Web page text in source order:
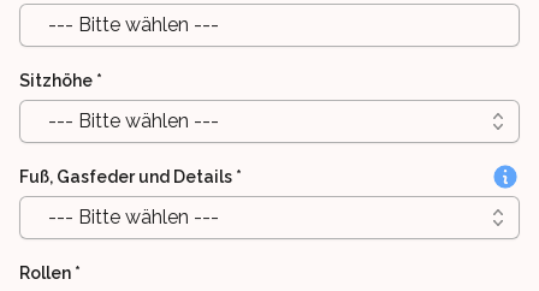
--- Bitte wählen ---
Sitzhöhe *
--- Bitte wählen ---
Fuß, Gasfeder und Details *
--- Bitte wählen ---
Rollen *